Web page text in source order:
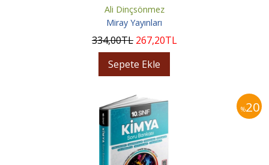
Ali Dinçsönmez
Miray Yayınları
334,00TL 267,20TL
Sepete Ekle
%20